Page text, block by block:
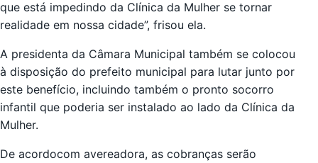
que está impedindo da Clínica da Mulher se tornar
realidade em nossa cidade”, frisou ela.
A presidenta da Câmara Municipal também se colocou
à disposição do prefeito municipal para lutar junto por
este benefício, incluindo também o pronto socorro
infantil que poderia ser instalado ao lado da Clínica da
Mulher.
De acordocom avereadora, as cobranças serão